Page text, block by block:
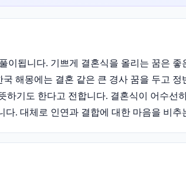
이됩니다. 기쁘게 결혼식을 올리는 꿈은 좋
해몽에는 결혼 같은 큰 경사 꿈을 두고 정
기도 한다고 전합니다. 결혼식이 어수선
. 대체로 인연과 결합에 대한 마음을 비추